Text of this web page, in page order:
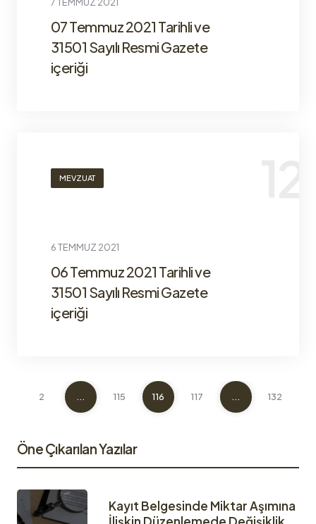
07 Temmuz 2021 Tarihli ve
31501 Sayılı Resmi Gazete
içeriği
MEVZUAT
6 TEMMUZ 2021
06 Temmuz 2021 Tarihli ve
31501 Sayılı Resmi Gazete
içeriği
2 ... 115 116 117 ... 132
Öne Çıkarılan Yazılar
Kayıt Belgesinde Miktar Aşımına